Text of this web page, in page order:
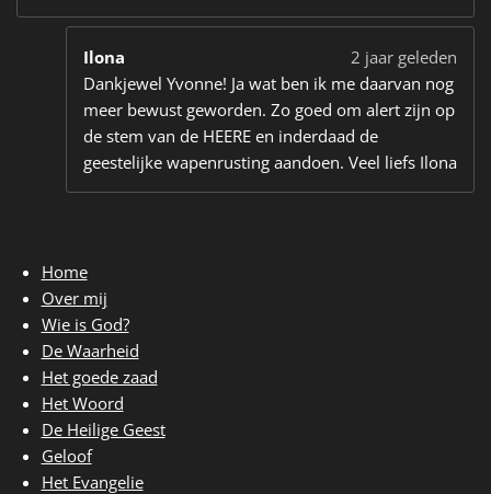
Ilona
2 jaar geleden
Dankjewel Yvonne! Ja wat ben ik me daarvan nog
meer bewust geworden. Zo goed om alert zijn op
de stem van de HEERE en inderdaad de
geestelijke wapenrusting aandoen. Veel liefs Ilona
Home
Over mij
Wie is God?
De Waarheid
Het goede zaad
Het Woord
De Heilige Geest
Geloof
Het Evangelie